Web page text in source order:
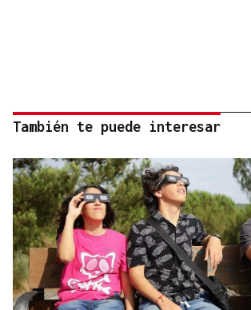
También te puede interesar